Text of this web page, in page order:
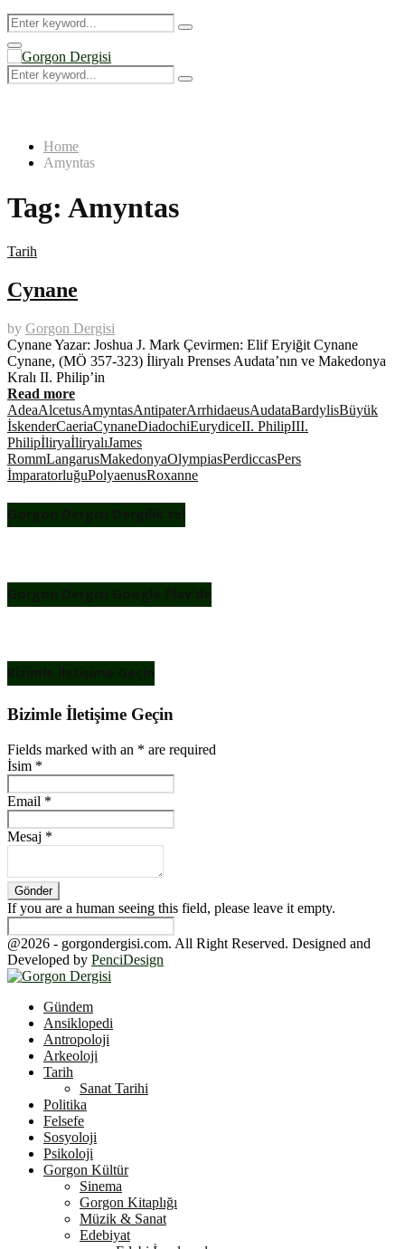
Search
for:
Search
Primary
Menu
Search
for:
Search
Home
Amyntas
Tag: Amyntas
Tarih
Cynane
by Gorgon Dergisi
Cynane Yazar: Joshua J. Mark Çevirmen: Elif Eryiğit Cynane
Cynane, (MÖ 357-323) İliryalı Prenses Audata’nın ve Makedonya
Kralı II. Philip’in
Read more
AdeaAlcetusAmyntasAntipaterArrhidaeusAudataBardylisBüyük
İskenderCaeriaCynaneDiadochiEurydiceII. PhilipIII.
PhilipİliryaİliryalıJames
RommLangarusMakedonyaOlympiasPerdiccasPers
İmparatorluğuPolyaenusRoxanne
Gorgon Dergisi Dergilik’te!
Gorgon Dergisi Google Play’de
Bizimle İletişime Geçin
Bizimle İletişime Geçin
Fields marked with an * are required
İsim *
Email *
Mesaj *
If you are a human seeing this field, please leave it empty.
@2026 - gorgondergisi.com. All Right Reserved. Designed and
Developed by PenciDesign
Gündem
Ansiklopedi
Antropoloji
Arkeoloji
Tarih
Sanat Tarihi
Politika
Felsefe
Sosyoloji
Psikoloji
Gorgon Kültür
Sinema
Gorgon Kitaplığı
Müzik & Sanat
Edebiyat